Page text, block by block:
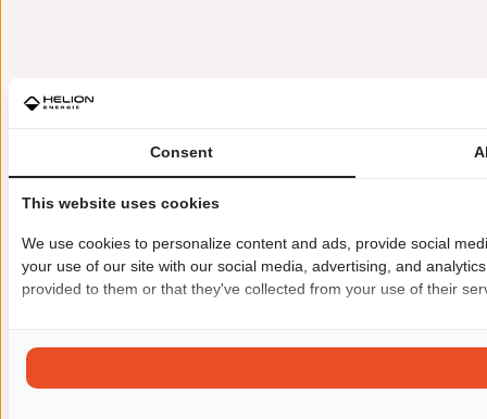
Consent
This website uses cookies
We use cookies to personalize content and ads, provide social
your use of our site with our social media, advertising, and
provided to them or that they've collected from your use of their